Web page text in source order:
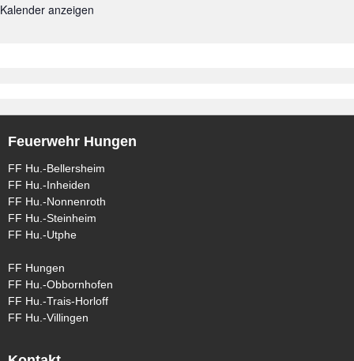
Kalender anzeigen
Feuerwehr Hungen
FF Hu.-Bellersheim
FF Hu.-Inheiden
FF Hu.-Nonnenroth
FF Hu.-Steinheim
FF Hu.-Utphe
FF Hungen
FF Hu.-Obbornhofen
FF Hu.-Trais-Horloff
FF Hu.-Villingen